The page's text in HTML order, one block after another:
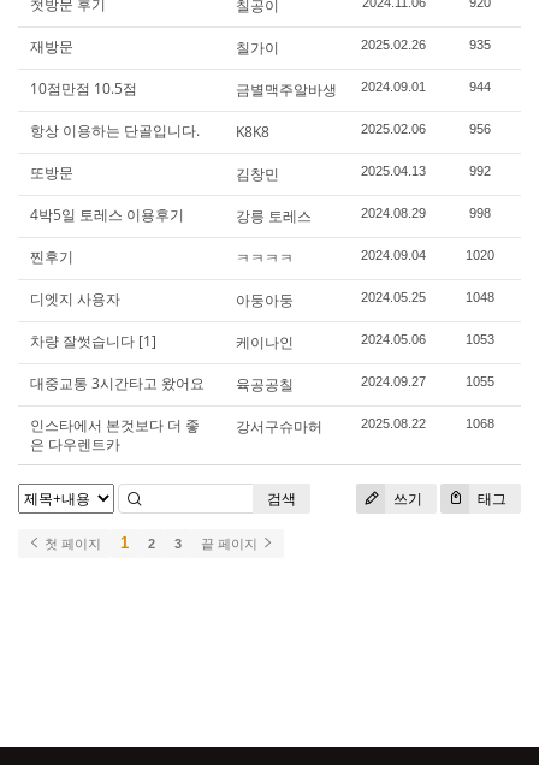
첫방문 후기 칠공이
재방문 칠가이 2025.02.26 935
10점만점 10.5점 금별맥주알바생 2024.09.01 944
항상 이용하는 단골입니다. K8K8 2025.02.06 956
또방문 김창민 2025.04.13 992
4박5일 토레스 이용후기 강릉 토레스 2024.08.29 998
찐후기 ㅋㅋㅋㅋ 2024.09.04 1020
디엣지 사용자 아둥아둥 2024.05.25 1048
차량 잘썻습니다 [1] 케이나인 2024.05.06 1053
대중교통 3시간타고 왔어요 육공공칠 2024.09.27 1055
인스타에서 본것보다 더 좋
은 다우렌트카
강서구슈마허 2025.08.22 1068
쓰기 태그
검색
첫 페이지 1 2 3 끝 페이지